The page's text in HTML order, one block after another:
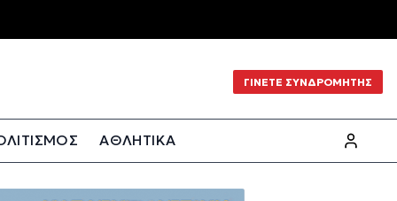
ΓΙΝΕΤΕ ΣΥΝΔΡΟΜΗΤΗΣ
ΑΘΛΗΤΙΚΑ